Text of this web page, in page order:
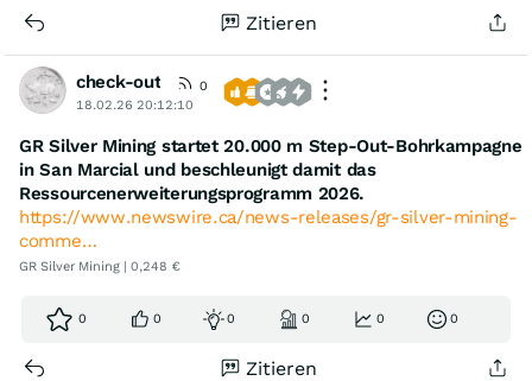
Zitieren
check-out
0
18.02.26 20:12:10
GR Silver Mining startet 20.000 m Step-Out-Bohrkampagne
in San Marcial und beschleunigt damit das
Ressourcenerweiterungsprogramm 2026.
https://www.newswire.ca/news-releases/gr-silver-mining-
comme…
GR Silver Mining | 0,248 €
0 0 0 0 0 0
Zitieren